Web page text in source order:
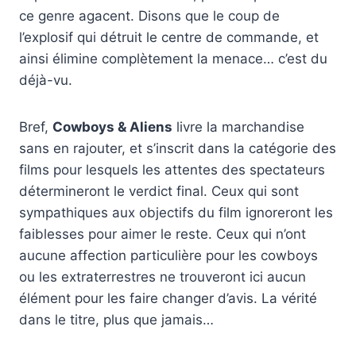
ce genre agacent. Disons que le coup de
l’explosif qui détruit le centre de commande, et
ainsi élimine complètement la menace… c’est du
déjà-vu.
Bref, Cowboys & Aliens livre la marchandise
sans en rajouter, et s’inscrit dans la catégorie des
films pour lesquels les attentes des spectateurs
détermineront le verdict final. Ceux qui sont
sympathiques aux objectifs du film ignoreront les
faiblesses pour aimer le reste. Ceux qui n’ont
aucune affection particulière pour les cowboys
ou les extraterrestres ne trouveront ici aucun
élément pour les faire changer d’avis. La vérité
dans le titre, plus que jamais…